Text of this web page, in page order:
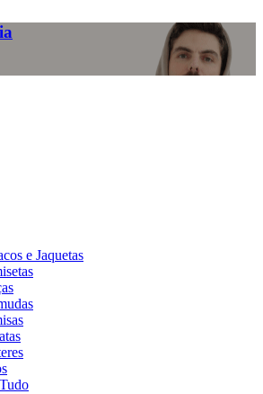
e Jaquetas